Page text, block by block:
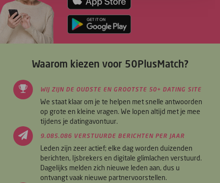
Waarom kiezen voor 50PlusMatch?
WIJ ZIJN DE OUDSTE EN GROOTSTE 50+ DATING SITE
We staat klaar om je te helpen met snelle antwoorden
op grote en kleine vragen. We lopen altijd met je mee
tijdens je datingavontuur.
9.085.086 VERSTUURDE BERICHTEN PER JAAR
Leden zijn zeer actief; elke dag worden duizenden
berichten, Ijsbrekers en digitale glimlachen verstuurd.
Dagelijks melden zich nieuwe leden aan, dus u
ontvangt vaak nieuwe partnervoorstellen.